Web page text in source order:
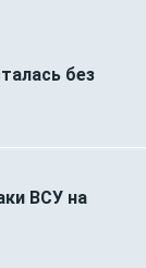
без
ВСУ на